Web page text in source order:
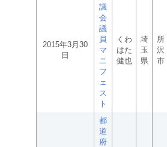
2015年3月30
日
議
会
議
員
マ
ニ
フ
ェ
ス
ト
くわ
はた
健也
埼
玉
県
所
沢
市
都
道
府